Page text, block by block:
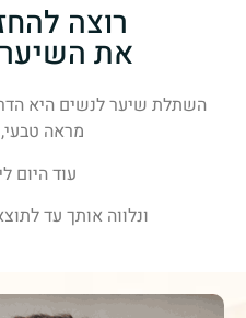
רוצה
את השיער
השתלת שיער לנשים היא
מראה
עוד היום
ונלווה אותך עד